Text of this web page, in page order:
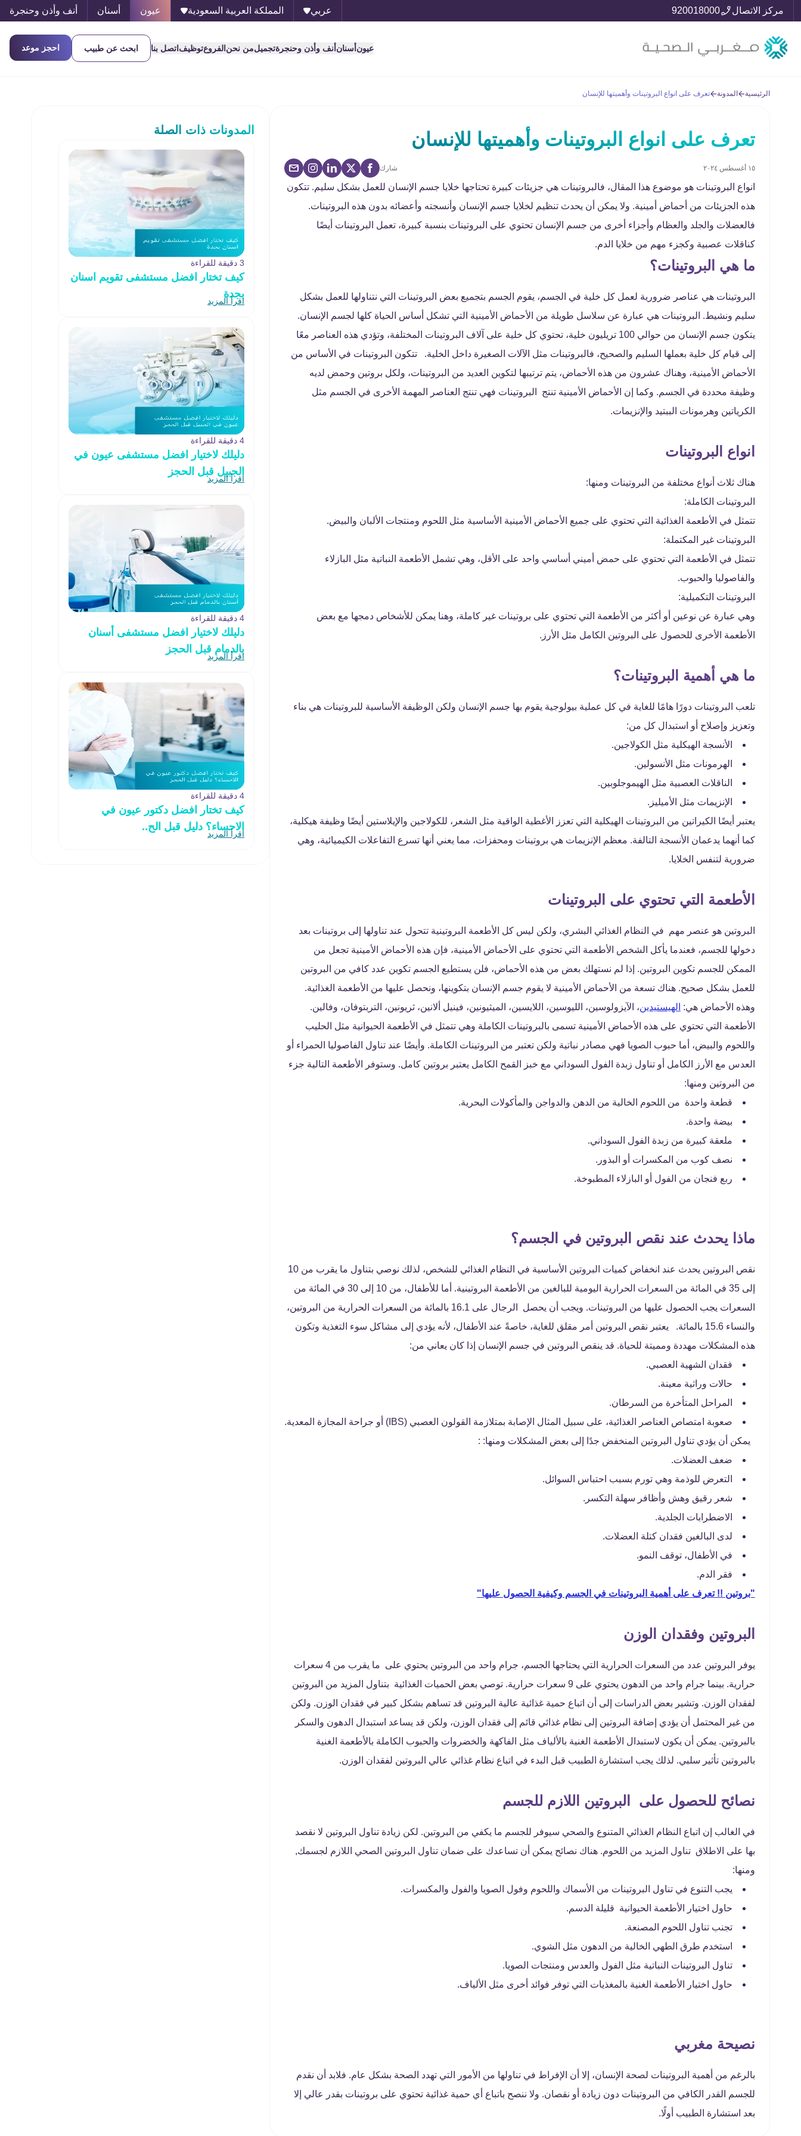
مركز الاتصال 920018000 عربي المملكة العربية السعودية عيون أسنان أنف وأذن وحنجرة
عيون أسنان أنف وأذن وحنجرةتجميلمن نحن الفروعتوظيف اتصل بنا ابحث عن طبيب احجز موعد
الرئيسية المدونة تعرف على انواع البروتينات وأهميتها للإنسان
تعرف على انواع البروتينات وأهميتها للإنسان
١٥ أغسطس ٢٠٢٤ شارك
انواع البروتينات هو موضوع هذا المقال، فالبروتينات هي جزيئات كبيرة تحتاجها خلايا جسم الإنسان للعمل بشكل سليم. تتكون
هذه الجزيئات من أحماض أمينية. ولا يمكن أن يحدث تنظيم لخلايا جسم الإنسان وأنسجته وأعضائه بدون هذه البروتينات.
فالعضلات والجلد والعظام وأجزاء أخرى من جسم الإنسان تحتوي على البروتينات بنسبة كبيرة، تعمل البروتينات أيضًا
كناقلات عصبية وكجزء مهم من خلايا الدم.
ما هي البروتينات؟
البروتينات هي عناصر ضرورية لعمل كل خلية في الجسم، يقوم الجسم بتجميع بعض البروتينات التي نتناولها للعمل بشكل
سليم ونشيط. البروتينات هي عبارة عن سلاسل طويلة من الأحماض الأمينية التي تشكل أساس الحياة كلها لجسم الإنسان.
يتكون جسم الإنسان من حوالي 100 تريليون خلية، تحتوي كل خلية على آلاف البروتينات المختلفة، وتؤدي هذه العناصر معًا
إلى قيام كل خلية بعملها السليم والصحيح، فالبروتينات مثل الآلات الصغيرة داخل الخلية. تتكون البروتينات في الأساس من
الأحماض الأمينية، وهناك عشرون من هذه الأحماض، يتم ترتيبها لتكوين العديد من البروتينات، ولكل بروتين وحمض لديه
وظيفة محددة في الجسم. وكما إن الأحماض الأمينية تنتج البروتينات فهي تنتج العناصر المهمة الأخرى في الجسم مثل
الكرياتين وهرمونات الببتيد والإنزيمات.
انواع البروتينات
هناك ثلاث أنواع مختلفة من البروتينات ومنها:
البروتينات الكاملة:
تتمثل في الأطعمة الغذائية التي تحتوي على جميع الأحماض الأمينية الأساسية مثل اللحوم ومنتجات الألبان والبيض.
البروتينات غير المكتملة:
تتمثل في الأطعمة التي تحتوي على حمض أميني أساسي واحد على الأقل، وهي تشمل الأطعمة النباتية مثل البازلاء
والفاصوليا والحبوب.
البروتينات التكميلية:
وهي عبارة عن نوعين أو أكثر من الأطعمة التي تحتوي على بروتينات غير كاملة، وهنا يمكن للأشخاص دمجها مع بعض
الأطعمة الأخرى للحصول على البروتين الكامل مثل الأرز.
ما هي أهمية البروتينات؟
تلعب البروتينات دورًا هامًا للغاية في كل عملية بيولوجية يقوم بها جسم الإنسان ولكن الوظيفة الأساسية للبروتينات هي بناء
وتعزيز وإصلاح أو استبدال كل من:
الأنسجة الهيكلية مثل الكولاجين.
الهرمونات مثل الأنسولين.
الناقلات العصبية مثل الهيموجلوبين.
الإنزيمات مثل الأميليز.
يعتبر أيضًا الكيراتين من البروتينات الهيكلية التي تعزز الأغطية الواقية مثل الشعر، للكولاجين والإيلاستين أيضًا وظيفة هيكلية،
كما أنهما يدعمان الأنسجة التالفة. معظم الإنزيمات هي بروتينات ومحفزات، مما يعني أنها تسرع التفاعلات الكيميائية، وهي
ضرورية لتنفس الخلايا.
الأطعمة التي تحتوي على البروتينات
البروتين هو عنصر مهم في النظام الغذائي البشري، ولكن ليس كل الأطعمة البروتينية تتحول عند تناولها إلى بروتينات بعد
دخولها للجسم، فعندما يأكل الشخص الأطعمة التي تحتوي على الأحماض الأمينية، فإن هذه الأحماض الأمينية تجعل من
الممكن للجسم تكوين البروتين. إذا لم نستهلك بعض من هذه الأحماض، فلن يستطيع الجسم تكوين عدد كافي من البروتين
للعمل بشكل صحيح. هناك تسعة من الأحماض الأمينية لا يقوم جسم الإنسان بتكوينها، ونحصل عليها من الأطعمة الغذائية.
وهذه الأحماض هي: الهيستيدين، الآيزولوسين، الليوسين، اللايسين، الميثيونين، فينيل ألانين، ثريونين، التربتوفان، وفالين.
الأطعمة التي تحتوي على هذه الأحماض الأمينية تسمى بالبروتينات الكاملة وهي تتمثل في الأطعمة الحيوانية مثل الحليب
واللحوم والبيض، أما حبوب الصويا فهي مصادر نباتية ولكن تعتبر من البروتينات الكاملة. وأيضًا عند تناول الفاصوليا الحمراء أو
العدس مع الأرز الكامل أو تناول زبدة الفول السوداني مع خبز القمح الكامل يعتبر بروتين كامل. وستوفر الأطعمة التالية جزء
من البروتين ومنها:
قطعة واحدة من اللحوم الخالية من الدهن والدواجن والمأكولات البحرية.
بيضة واحدة.
ملعقة كبيرة من زبدة الفول السوداني.
نصف كوب من المكسرات أو البذور.
ربع فنجان من الفول أو البازلاء المطبوخة.
ماذا يحدث عند نقص البروتين في الجسم؟
نقص البروتين يحدث عند انخفاض كميات البروتين الأساسية في النظام الغذائي للشخص، لذلك نوصي بتناول ما يقرب من 10
إلى 35 في المائة من السعرات الحرارية اليومية للبالغين من الأطعمة البروتينية. أما للأطفال، من 10 إلى 30 في المائة من
السعرات يجب الحصول عليها من البروتينات. ويجب أن يحصل الرجال على 16.1 بالمائة من السعرات الحرارية من البروتين،
والنساء 15.6 بالمائة. يعتبر نقص البروتين أمر مقلق للغاية، خاصةً عند الأطفال، لأنه يؤدي إلى مشاكل سوء التغذية وتكون
هذه المشكلات مهددة ومميتة للحياة. قد ينقص البروتين في جسم الإنسان إذا كان يعاني من:
فقدان الشهية العصبي.
حالات وراثية معينة.
المراحل المتأخرة من السرطان.
صعوبة امتصاص العناصر الغذائية، على سبيل المثال الإصابة بمتلازمة القولون العصبي (IBS) أو جراحة المجازة المعدية.
يمكن أن يؤدي تناول البروتين المنخفض جدًا إلى بعض المشكلات ومنها: :
ضعف العضلات.
التعرض للوذمة وهي تورم بسبب احتباس السوائل.
شعر رقيق وهش وأظافر سهلة التكسر.
الاضطرابات الجلدية.
لدى البالغين فقدان كتلة العضلات.
في الأطفال، توقف النمو.
فقر الدم.
"بروتين !! تعرف على أهمية البروتينات في الجسم وكيفية الحصول عليها"
البروتين وفقدان الوزن
يوفر البروتين عدد من السعرات الحرارية التي يحتاجها الجسم، جرام واحد من البروتين يحتوي على ما يقرب من 4 سعرات
حرارية. بينما جرام واحد من الدهون يحتوي على 9 سعرات حرارية. توصي بعض الحميات الغذائية بتناول المزيد من البروتين
لفقدان الوزن. وتشير بعض الدراسات إلى أن اتباع حمية غذائية عالية البروتين قد تساهم بشكل كبير في فقدان الوزن. ولكن
من غير المحتمل أن يؤدي إضافة البروتين إلى نظام غذائي قائم إلى فقدان الوزن، ولكن قد يساعد استبدال الدهون والسكر
بالبروتين. يمكن أن يكون لاستبدال الأطعمة الغنية بالألياف مثل الفاكهة والخضروات والحبوب الكاملة بالأطعمة الغنية
بالبروتين تأثير سلبي. لذلك يجب استشارة الطبيب قبل البدء في اتباع نظام غذائي عالي البروتين لفقدان الوزن.
نصائح للحصول على البروتين اللازم للجسم
في الغالب إن اتباع النظام الغذائي المتنوع والصحي سيوفر للجسم ما يكفي من البروتين. لكن زيادة تناول البروتين لا نقصد
بها على الاطلاق تناول المزيد من اللحوم. هناك نصائح يمكن أن تساعدك على ضمان تناول البروتين الصحي اللازم لجسمك,
ومنها:
يجب التنوع في تناول البروتينات من الأسماك واللحوم وفول الصويا والفول والمكسرات.
حاول اختيار الأطعمة الحيوانية قليلة الدسم.
تجنب تناول اللحوم المصنعة.
استخدم طرق الطهي الخالية من الدهون مثل الشوي.
تناول البروتينات النباتية مثل الفول والعدس ومنتجات الصويا.
حاول اختيار الأطعمة الغنية بالمغذيات التي توفر فوائد أخرى مثل الألياف.
نصيحة مغربي
بالرغم من أهمية البروتينات لصحة الإنسان، إلا أن الإفراط في تناولها من الأمور التي تهدد الصحة بشكل عام. فلابد أن نقدم
للجسم القدر الكافي من البروتينات دون زيادة أو نقصان. ولا ننصح باتباع أي حمية غذائية تحتوي على بروتينات بقدر عالي إلا
بعد استشارة الطبيب أولًا.
المدونات ذات الصلة
3 دقيقة للقراءة
كيف تختار افضل مستشفى تقويم اسنان
بجدة
اقرأ المزيد
4 دقيقة للقراءة
دليلك لاختيار افضل مستشفى عيون في
الجبيل قبل الحجز
اقرأ المزيد
4 دقيقة للقراءة
دليلك لاختيار افضل مستشفى أسنان
بالدمام قبل الحجز
اقرأ المزيد
4 دقيقة للقراءة
كيف تختار افضل دكتور عيون في
الاحساء؟ دليل قبل الح..
اقرأ المزيد